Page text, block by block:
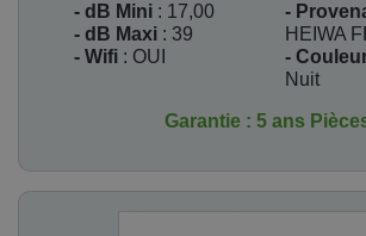
- dB Mini : 17,00
- dB Maxi : 39
- Wifi : OUI
-
HEIWA
-
Nuit
Garantie : 5 ans